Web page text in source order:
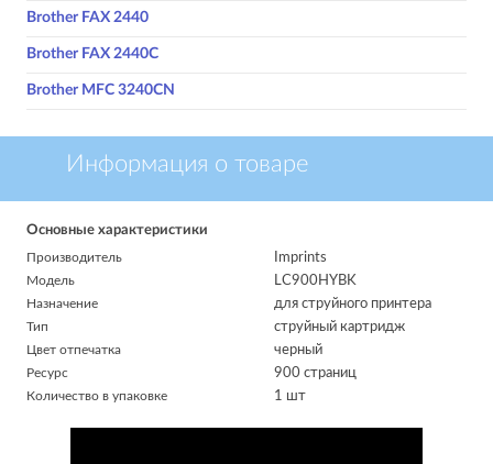
Brother FAX 2440
Brother FAX 2440C
Brother MFC 3240CN
Информация о товаре
Основные характеристики
Imprints
Производитель
LC900HYBK
Модель
для струйного принтера
Назначение
струйный картридж
Тип
черный
Цвет отпечатка
900 страниц
Ресурс
1 шт
Количество в упаковке